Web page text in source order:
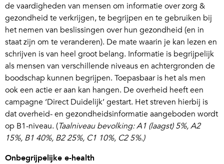
de vaardigheden van mensen om informatie over zorg &
gezondheid te verkrijgen, te begrijpen en te gebruiken bij
het nemen van beslissingen over hun gezondheid (en in
staat zijn om te veranderen). De mate waarin je kan lezen en
schrijven is van heel groot belang. Informatie is begrijpelijk
als mensen van verschillende niveaus en achtergronden de
boodschap kunnen begrijpen. Toepasbaar is het als men
ook een actie er aan kan hangen. De overheid heeft een
campagne ‘Direct Duidelijk’ gestart. Het streven hierbij is
dat overheid- en gezondheidsinformatie aangeboden wordt
op B1-niveau. (Taalniveau bevolking: A1 (laagst) 5%, A2
15%, B1 40%, B2 25%, C1 10%, C2 5%.)
Onbegrijpelijke e-health